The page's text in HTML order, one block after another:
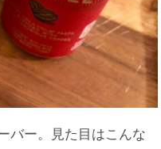
バー。見た目はこんな